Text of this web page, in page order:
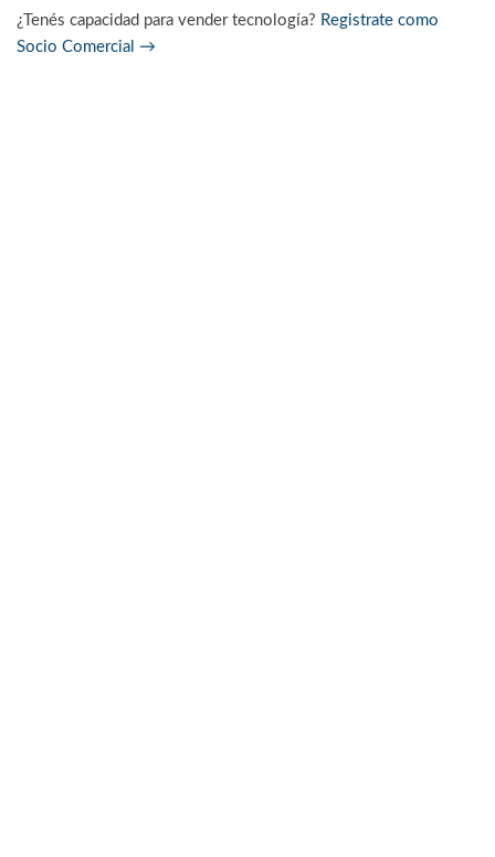
¿Tenés capacidad para vender tecnología? Registrate como
Socio Comercial →